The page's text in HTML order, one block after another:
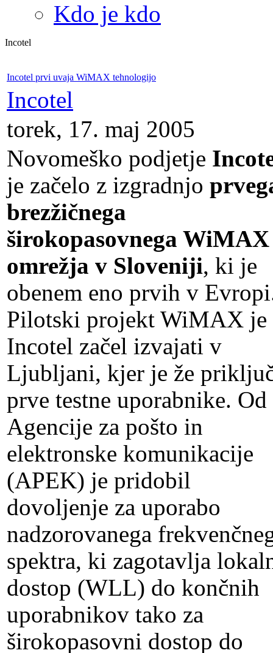
Kdo je kdo
Incotel
Incotel prvi uvaja WiMAX tehnologijo
Incotel
torek, 17. maj 2005
Novomeško podjetje
je začelo z izgradnjo
brezžičnega
širokopasovnega WiMAX
omrežja v Sloveniji, ki je
obenem eno prvih v
Pilotski projekt WiMAX je
Incotel začel izvajati v
Ljubljani, kjer je že
prve testne uporabnike. Od
Agencije za pošto in
elektronske komunikacije
(APEK) je pridobil
dovoljenje za uporabo
nadzorovanega
spektra, ki zagotavlja
dostop (WLL) do končnih
uporabnikov tako za
širokopasovni dostop do